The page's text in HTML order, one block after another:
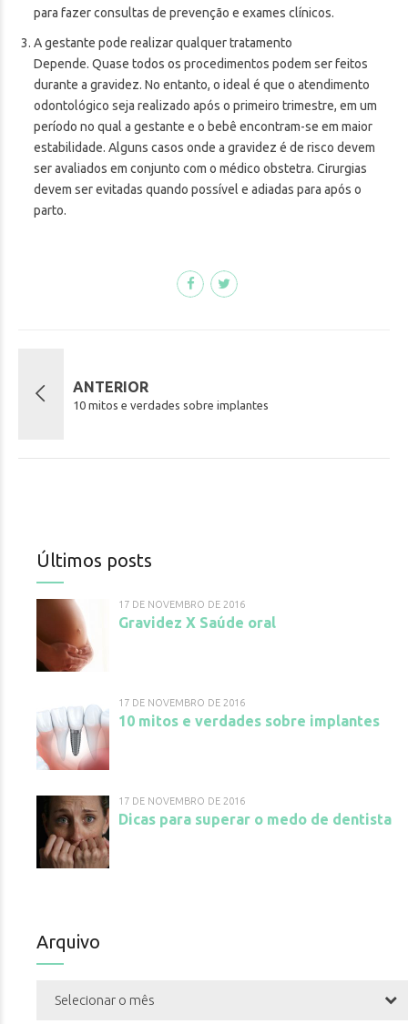
para fazer consultas de prevenção e exames clínicos.
A gestante pode realizar qualquer tratamento
Depende. Quase todos os procedimentos podem ser feitos
durante a gravidez. No entanto, o ideal é que o atendimento
odontológico seja realizado após o primeiro trimestre, em um
período no qual a gestante e o bebê encontram-se em maior
estabilidade. Alguns casos onde a gravidez é de risco devem
ser avaliados em conjunto com o médico obstetra. Cirurgias
devem ser evitadas quando possível e adiadas para após o
parto.
ANTERIOR
10 mitos e verdades sobre implantes
Últimos posts
17 DE NOVEMBRO DE 2016
Gravidez X Saúde oral
17 DE NOVEMBRO DE 2016
10 mitos e verdades sobre implantes
17 DE NOVEMBRO DE 2016
Dicas para superar o medo de dentista
Arquivo
Selecionar o mês